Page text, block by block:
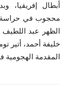
أبطال إفريقيا،
محجوب في حراسة
الظهر عبد
خليفة أحمد،
المقدمة الهجومية